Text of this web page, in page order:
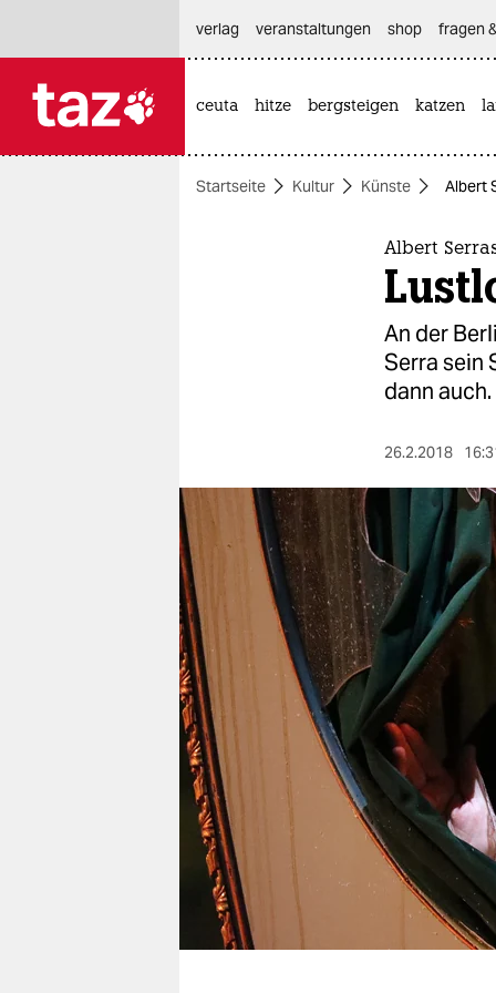
themen
berlin
nord
wahrheit
verlag
verlag
veranstaltungen
shop
fragen & hilfe
unterstützen
abo
genossenschaft
verlag
veranstaltungen shop fragen
ceuta hitze bergsteigen katzen
Startseite Kultur Künste Albert
Albert
An der
Serra sein
dann auch.
26.2.2018